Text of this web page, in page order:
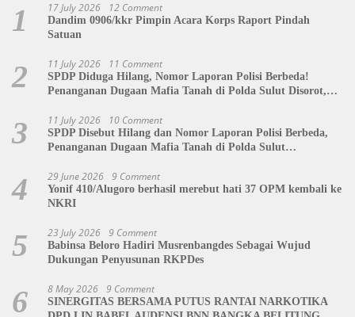
1 17 July 2026 12 Comment
Dandim 0906/kkr Pimpin Acara Korps Raport Pindah
Satuan
2 11 July 2026 11 Comment
SPDP Diduga Hilang, Nomor Laporan Polisi Berbeda!
Penanganan Dugaan Mafia Tanah di Polda Sulut Disorot,
3 11 July 2026 10 Comment
SPDP Disebut Hilang dan Nomor Laporan Polisi Berbeda,
Penanganan Dugaan Mafia Tanah di Polda Sulut
4 29 June 2026 9 Comment
Yonif 410/Alugoro berhasil merebut hati 37 OPM kembali ke
NKRI
5 23 July 2026 9 Comment
Babinsa Beloro Hadiri Musrenbangdes Sebagai Wujud
Dukungan Penyusunan RKPDes
6 8 May 2026 9 Comment
SINERGITAS BERSAMA PUTUS RANTAI NARKOTIKA